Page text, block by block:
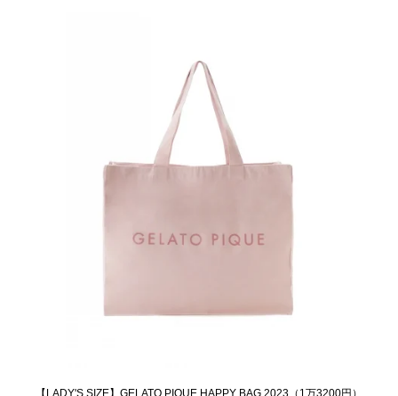
【LADY'S SIZE】GELATO PIQUE HAPPY BAG 2023（1万3200円）